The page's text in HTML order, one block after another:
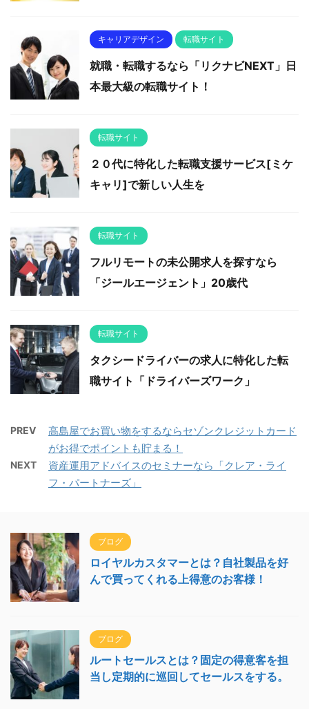
キャリアデザイン 転職サイト
就職・転職するなら「リクナビNEXT」日
本最大級の転職サイト！
転職サイト
２０代に特化した転職支援サービス[ミケ
キャリ]で新しい人生を
転職サイト
フルリモートの未公開求人を探すなら
「ジールエージェント」20歳代
転職サイト
タクシードライバーの求人に特化した転
職サイト「ドライバーズワーク」
PREV
高島屋でお買い物をするならセゾンクレジットカード
がお得でポイントも貯まる！
NEXT
資産運用アドバイスのセミナーなら「クレア・ライ
フ・パートナーズ」
ブログ
ロイヤルカスタマーとは？自社製品を好
んで買ってくれる上得意のお客様！
ブログ
ルートセールスとは？固定の得意客を担
当し定期的に巡回してセールスをする。